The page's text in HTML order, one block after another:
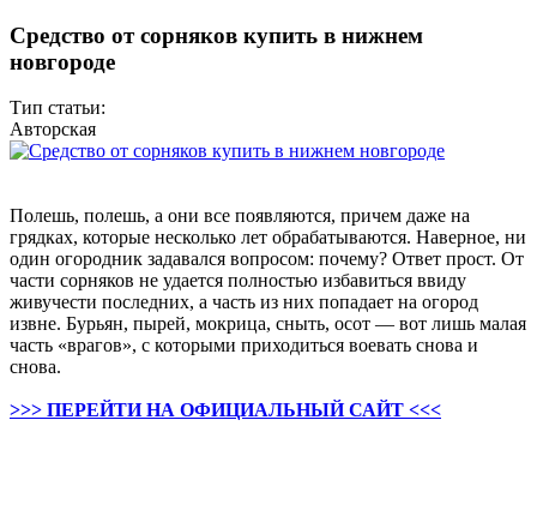
Средство от сорняков купить в нижнем
новгороде
Тип статьи:
Авторская
Полешь, полешь, а они все появляются, причем даже на
грядках, которые несколько лет обрабатываются. Наверное, ни
один огородник задавался вопросом: почему? Ответ прост. От
части сорняков не удается полностью избавиться ввиду
живучести последних, а часть из них попадает на огород
извне. Бурьян, пырей, мокрица, сныть, осот — вот лишь малая
часть «врагов», с которыми приходиться воевать снова и
снова.
>>> ПЕРЕЙТИ НА ОФИЦИАЛЬНЫЙ САЙТ <<<